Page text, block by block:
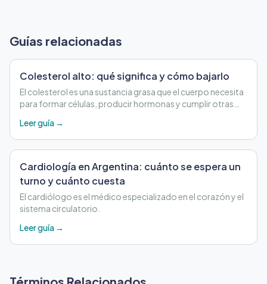
Guías relacionadas
Colesterol alto: qué significa y cómo bajarlo
El colesterol es una sustancia grasa que el cuerpo necesita
para formar células, producir hormonas y cumplir otras
Leer guía →
Cardiología en Argentina: cuánto se espera un
turno y cuánto cuesta
El cardiólogo es el médico especializado en el corazón y el
sistema circulatorio.
Leer guía →